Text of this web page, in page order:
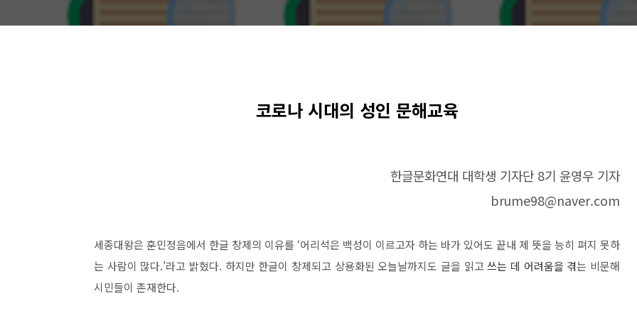
코로나 시대의 성인 문해교육
한글문화연대 대학생 기자단 8기 윤영우 기자
brume98@naver.com
세종대왕은 훈민정음에서 한글 창제의 이유를 ‘어리석은 백성이 이르고자 하는 바가 있어도 끝내 제 뜻을 능히 펴지 못하
는 사람이 많다.’라고 밝혔다. 하지만 한글이 창제되고 상용화된 오늘날까지도 글을 읽고쓰는 데 어려움을 겪는 비문해
시민들이 존재한다.